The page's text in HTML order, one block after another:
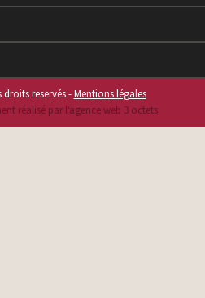
reservés -Mentions légales
réalisé par l‘agence web 3 octets